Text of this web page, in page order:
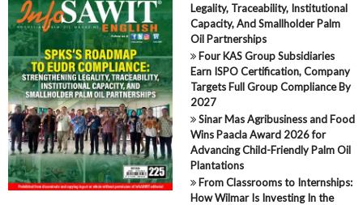
Legality, Traceability, Institutional
Capacity, And Smallholder Palm
Oil Partnerships
Four KAS Group Subsidiaries
Earn ISPO Certification, Company
Targets Full Group Compliance By
2027
Sinar Mas Agribusiness and Food
Wins Paacla Award 2026 for
Advancing Child-Friendly Palm Oil
Plantations
From Classrooms to Internships:
How Wilmar Is Investing In the